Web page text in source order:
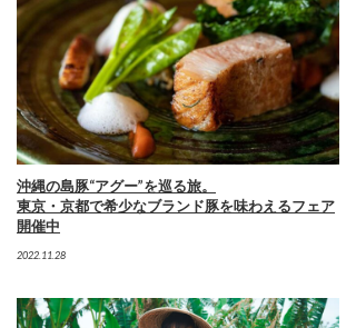
沖縄の島豚“アグー”を巡る旅。
東京・京都で希少なブランド豚を味わえるフェア
開催中
2022.11.28